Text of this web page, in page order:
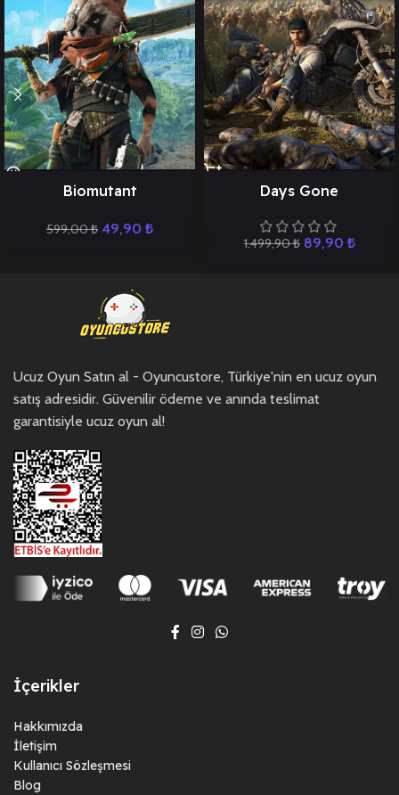
Biomutant
599,00₺ 49,90 ₺
Days Gone
1.499,90₺ 89,90 ₺
Ucuz Oyun Satın al - Oyuncustore, Türkiye'nin en ucuz oyun
satış adresidir. Güvenilir ödeme ve anında teslimat
garantisiyle ucuz oyun al!
İçerikler
Hakkımızda
İletişim
Kullanıcı Sözleşmesi
Blog